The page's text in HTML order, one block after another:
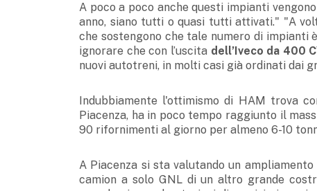
A poco a poco anche questi impianti
anno, siano tutti o quasi tutti attivati." "A
che sostengono che tale numero di impianti
ignorare che con l’uscitadell’Iveco da 400
nuovi autotreni, in molti casi già ordinati dai
Indubbiamente l'ottimismo di HAM trova
Piacenza, ha in poco tempo raggiunto il
90 rifornimenti al giorno per almeno 6-10
A Piacenza si sta valutando un
camion a solo GNL di un altro grande